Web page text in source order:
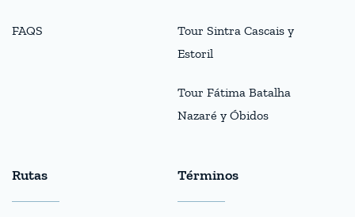
FAQS
Tour Sintra Cascais y
Estoril
Tour Fátima Batalha
Nazaré y Óbidos
Rutas Términos